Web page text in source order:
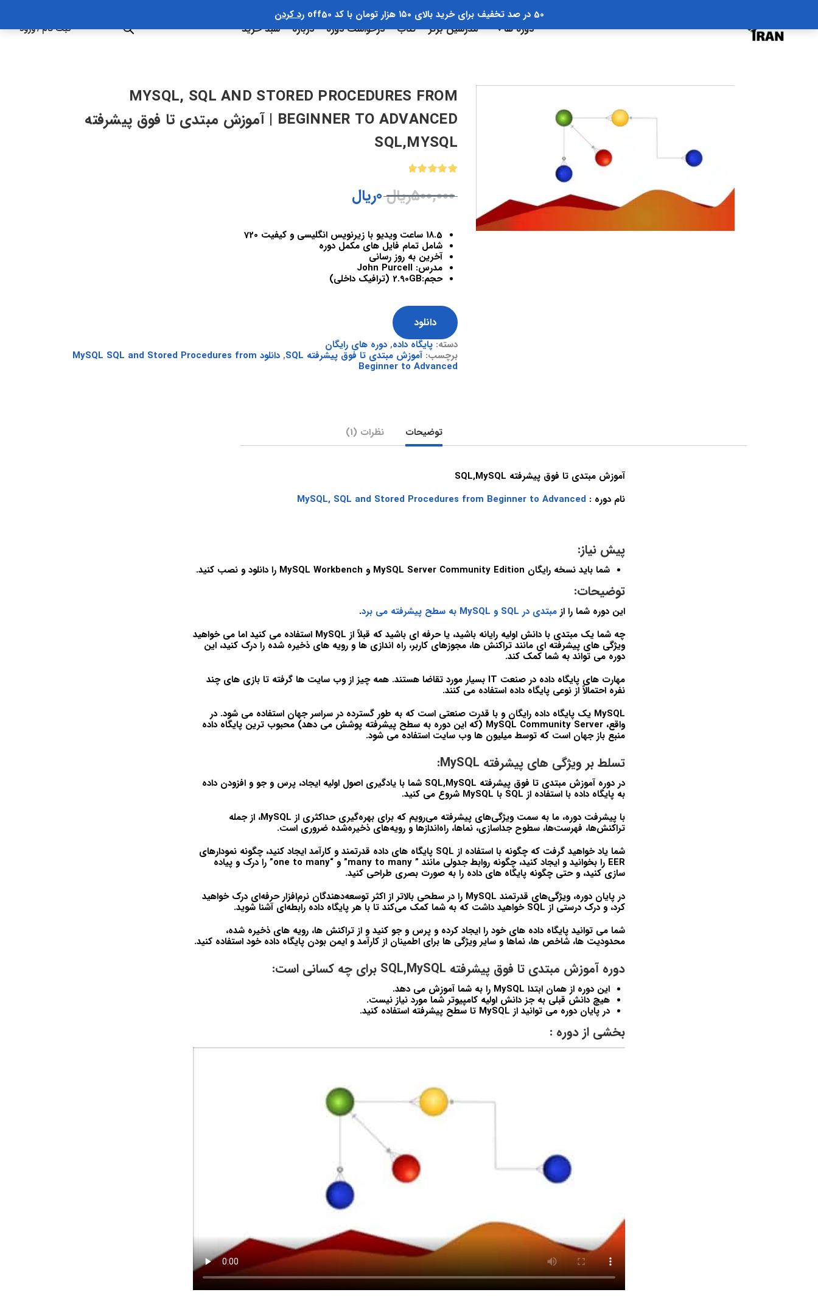
50 در صد تخفیف برای خرید بالای ۱۵۰ هزار تومان با کد off50 رد کردن
دوره ها مدرسین برتر کتاب درخواست دوره درباره سبد خرید ثبت نام/ورود
MYSQL, SQL AND STORED PROCEDURES FROM
BEGINNER TO ADVANCED | آموزش مبتدی تا فوق پیشرفته
SQL,MYSQL
از 5
در
500,000ریال 0ریال
18.5 ساعت ویدیو با زیرنویس انگلیسی و کیفیت 720
شامل تمام فایل های مکمل دوره
آخرین به روز رسانی
مدرس: John Purcell
حجم:2.90GB (ترافیک داخلی)
دانلود
دسته: پایگاه داده, دوره های رایگان
برچسب: آموزش مبتدی تا فوق پیشرفته SQL , دانلود MySQL SQL and Stored Procedures from
Beginner to Advanced
توضیحات نظرات (1)
آموزش مبتدی تا فوق پیشرفته SQL,MySQL
نام دوره : MySQL, SQL and Stored Procedures from Beginner to Advanced
پیش نیاز:
شما باید نسخه رایگان MySQL Server Community Edition و MySQL Workbench را دانلود و نصب کنید.
توضیحات:
این دوره شما را از مبتدی در SQL و MySQL به سطح پیشرفته می برد
.
چه شما یک مبتدی با دانش اولیه رایانه باشید، یا حرفه ای باشید که قبلاً از MySQL استفاده می کنید اما می خواهید
ویژگی های پیشرفته ای مانند تراکنش ها، مجوزهای کاربر، راه اندازی ها و رویه های ذخیره شده را درک کنید، این
دوره می تواند به شما کمک کند.
مهارت های پایگاه داده در صنعت IT بسیار مورد تقاضا هستند. همه چیز از وب سایت ها گرفته تا بازی های چند
نفره احتمالاً از نوعی پایگاه داده استفاده می کنند.
MySQL یک پایگاه داده رایگان و با قدرت صنعتی است که به طور گسترده در سراسر جهان استفاده می شود. در
واقع، MySQL Community Server (که این دوره به سطح پیشرفته پوشش می دهد) محبوب ترین پایگاه داده
منبع باز جهان است که توسط میلیون ها وب سایت استفاده می شود.
تسلط بر ویژگی های پیشرفته MySQL:
در دوره آموزش مبتدی تا فوق پیشرفته SQL,MySQL شما با یادگیری اصول اولیه ایجاد، پرس و جو و افزودن داده
به پایگاه داده با استفاده از SQL با MySQL شروع می کنید.
با پیشرفت دوره، ما به سمت ویژگی‌های پیشرفته می‌رویم که برای بهره‌گیری حداکثری از MySQL، از جمله
تراکنش‌ها، فهرست‌ها، سطوح جداسازی، نماها، راه‌اندازها و رویه‌های ذخیره‌شده ضروری است.
شما یاد خواهید گرفت که چگونه با استفاده از SQL پایگاه های داده قدرتمند و کارآمد ایجاد کنید، چگونه نمودارهای
EER را بخوانید و ایجاد کنید، چگونه روابط جدولی مانند ” many to many” و “one to many” را درک و پیاده
سازی کنید، و حتی چگونه پایگاه های داده را به صورت بصری طراحی کنید.
در پایان دوره، ویژگی‌های قدرتمند MySQL را در سطحی بالاتر از اکثر توسعه‌دهندگان نرم‌افزار حرفه‌ای درک خواهید
کرد، و درک درستی از SQL خواهید داشت که به شما کمک می‌کند تا با هر پایگاه داده رابطه‌ای آشنا شوید.
شما می توانید پایگاه داده های خود را ایجاد کرده و پرس و جو کنید و از تراکنش ها، رویه های ذخیره شده،
محدودیت ها، شاخص ها، نماها و سایر ویژگی ها برای اطمینان از کارآمد و ایمن بودن پایگاه داده خود استفاده کنید.
دوره آموزش مبتدی تا فوق پیشرفته SQL,MySQL برای چه کسانی است:
این دوره از همان ابتدا MySQL را به شما آموزش می دهد.
هیچ دانش قبلی به جز دانش اولیه کامپیوتر شما مورد نیاز نیست.
در پایان دوره می توانید از MySQL تا سطح پیشرفته استفاده کنید.
بخشی از دوره :